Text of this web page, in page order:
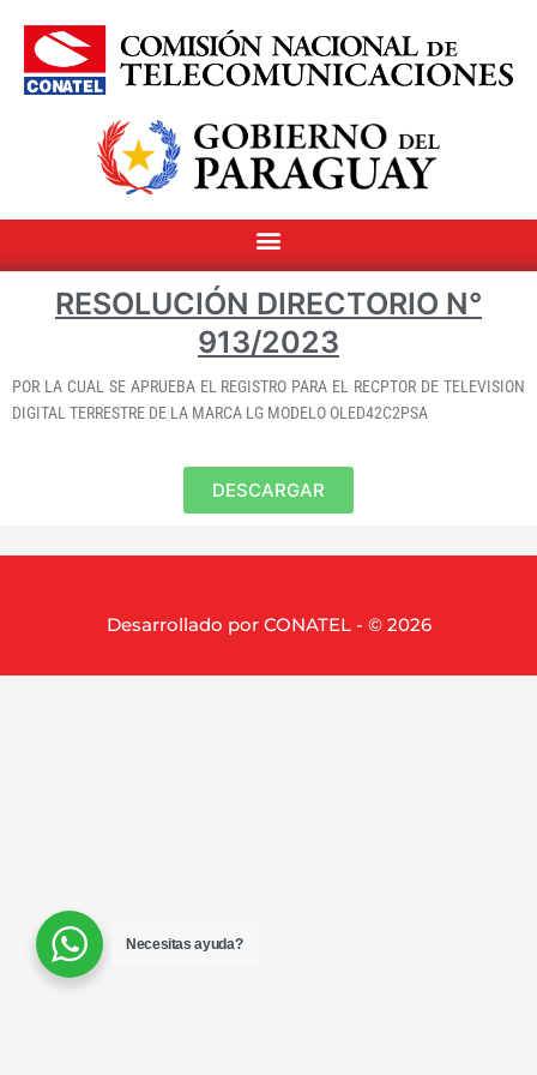
RESOLUCIÓN DIRECTORIO N°
913/2023
POR LA CUAL SE APRUEBA EL REGISTRO PARA EL RECPTOR DE TELEVISION
DIGITAL TERRESTRE DE LA MARCA LG MODELO OLED42C2PSA
DESCARGAR
Desarrollado por CONATEL - © 2026
Necesitas ayuda?